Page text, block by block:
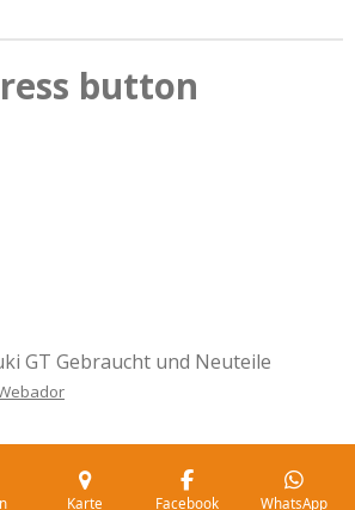
n
n
n
n
button
GT Gebraucht und Neuteile
Karte Facebook WhatsApp